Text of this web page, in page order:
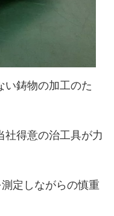
鋳物の加工のた
社得意の治工具が力
定しながらの慎重